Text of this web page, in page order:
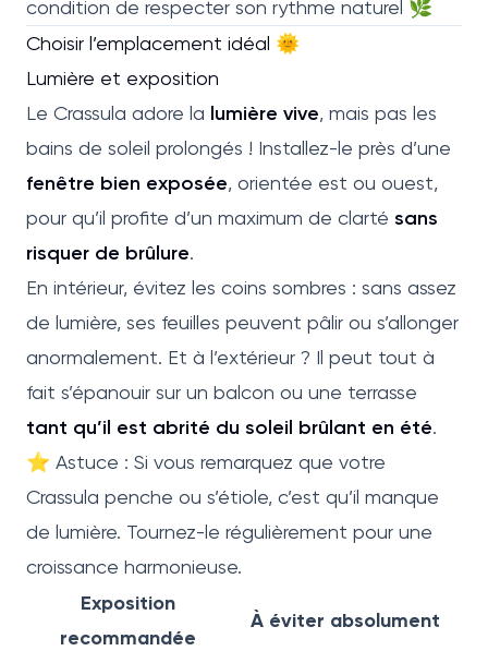
condition de respecter son rythme naturel 🌿
Choisir l’emplacement idéal 🌞
Lumière et exposition
Le Crassula adore la lumière vive, mais pas les
bains de soleil prolongés ! Installez-le près d’une
fenêtre bien exposée, orientée est ou ouest,
pour qu’il profite d’un maximum de clarté sans
risquer de brûlure.
En intérieur, évitez les coins sombres : sans assez
de lumière, ses feuilles peuvent pâlir ou s’allonger
anormalement. Et à l’extérieur ? Il peut tout à
fait s’épanouir sur un balcon ou une terrasse
tant qu’il est abrité du soleil brûlant en été.
⭐ Astuce : Si vous remarquez que votre
Crassula penche ou s’étiole, c’est qu’il manque
de lumière. Tournez-le régulièrement pour une
croissance harmonieuse.
Exposition
recommandée
À éviter absolument